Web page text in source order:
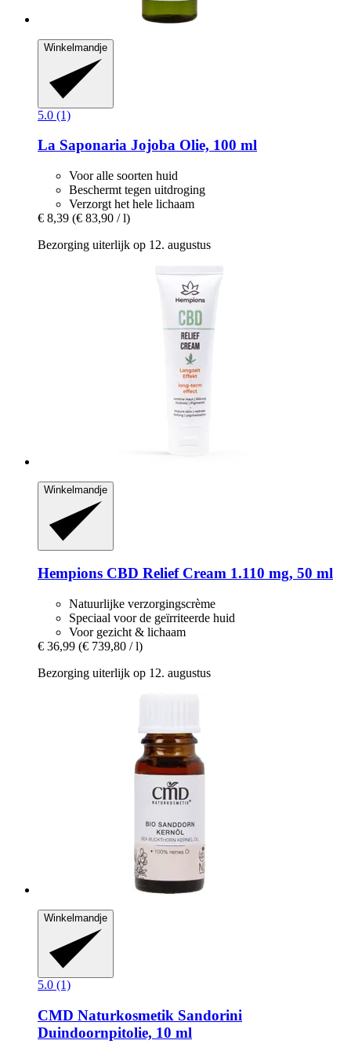
Winkelmandje
5.0 (1)
La Saponaria Jojoba Olie, 100 ml
Voor alle soorten huid
Beschermt tegen uitdroging
Verzorgt het hele lichaam
€ 8,39 (€ 83,90 / l)
Bezorging uiterlijk op 12. augustus
Winkelmandje
Hempions CBD Relief Cream 1.110 mg, 50 ml
Natuurlijke verzorgingscrème
Speciaal voor de geïrriteerde huid
Voor gezicht & lichaam
€ 36,99 (€ 739,80 / l)
Bezorging uiterlijk op 12. augustus
Winkelmandje
5.0 (1)
CMD Naturkosmetik Sandorini
Duindoornpitolie, 10 ml